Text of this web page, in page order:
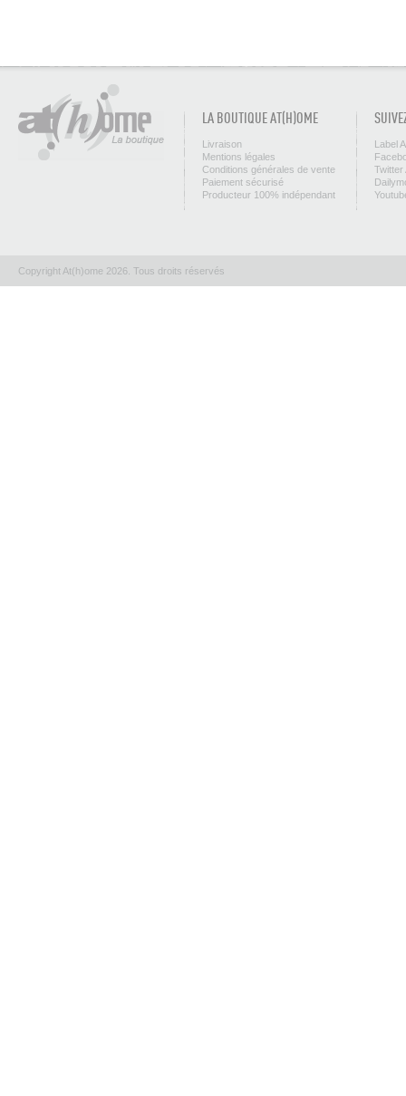
LA BOUTIQUE AT(H)OME
Livraison
Mentions légales
Conditions générales de vente
Paiement sécurisé
Producteur 100% indépendant
Label
Twitter
Copyright At(h)ome 2026. Tous droits réservés